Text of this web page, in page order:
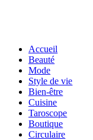
Accueil
Beauté
Mode
Style de vie
Bien-être
Cuisine
Taroscope
Boutique
Circulaire